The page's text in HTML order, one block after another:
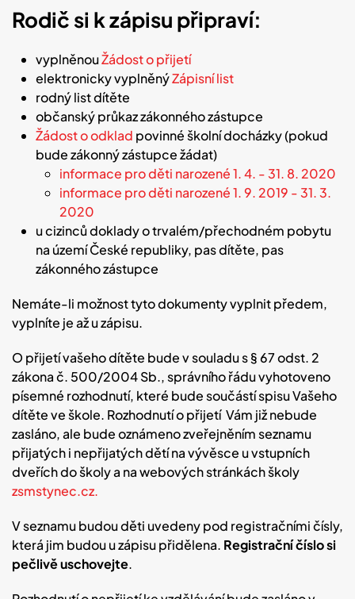
Rodič si k zápisu připraví:
vyplněnouŽádost o přijetí
elektronicky vyplněnýZápisní list
rodný list dítěte
občanský průkaz zákonného zástupce
Žádost o odklad povinné školní docházky (pokud
bude zákonný zástupce žádat)
informace pro děti narozené 1. 4. - 31. 8. 2020
informace pro děti narozené 1. 9. 2019 - 31. 3.
2020
u cizinců doklady o trvalém/přechodném pobytu
na území České republiky, pas dítěte, pas
zákonného zástupce
Nemáte-li možnost tyto dokumenty vyplnit předem,
vyplníte je až u zápisu.
O přijetí vašeho dítěte bude v souladu s § 67 odst. 2
zákona č. 500/2004 Sb., správního řádu vyhotoveno
písemné rozhodnutí, které bude součástí spisu Vašeho
dítěte ve škole. Rozhodnutí o přijetí Vám již nebude
zasláno, ale bude oznámeno zveřejněním seznamu
přijatých i nepřijatých dětí na vývěsce u vstupních
dveřích do školy a na webových stránkách školy
zsmstynec.cz.
V seznamu budou děti uvedeny pod registračními čísly,
která jim budou u zápisu přidělena. Registrační číslo si
pečlivě uschovejte.